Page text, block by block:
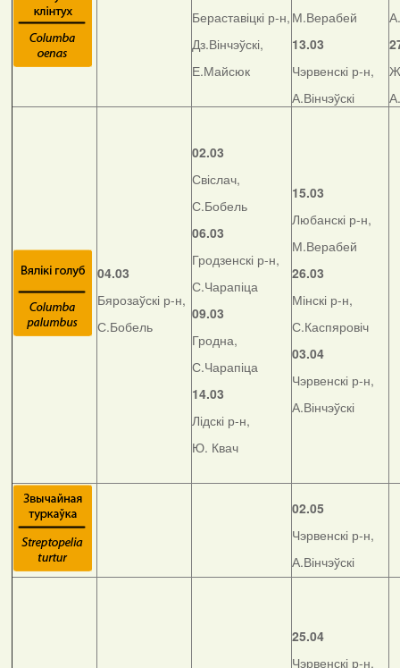
Бераставіцкі р-н,
Дз.Вінчэўскі,
Е.Майсюк
М.Верабей
13.03
Чэрвенскі р-н,
А.Вінчэўскі
04.03
Бярозаўскі р-н,
С.Бобель
02.03
Свіслач,
С.Бобель
06.03
Гродзенскі р-н,
С.Чарапіца
09.03
Гродна,
С.Чарапіца
14.03
Лідскі р-н,
Ю. Квач
15.03
Любанскі р-н,
М.Верабей
26.03
Мінскі р-н,
С.Каспяровіч
03.04
Чэрвенскі р-н,
А.Вінчэўскі
02.05
Чэрвенскі р-н,
А.Вінчэўскі
25.04
Чэрвенскі р-н,